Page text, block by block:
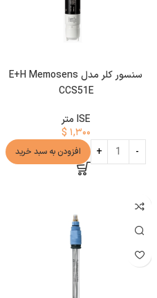
سنسور کلر مدل E+H Memosens
CCS51E
ISE متر
$ ۱,۳۰۰
افزودن به سبد خرید